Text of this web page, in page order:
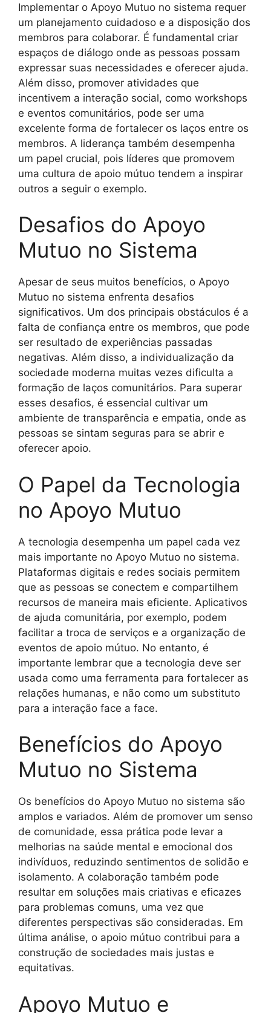
Implementar o Apoyo Mutuo no sistema requer
um planejamento cuidadoso e a disposição dos
membros para colaborar. É fundamental criar
espaços de diálogo onde as pessoas possam
expressar suas necessidades e oferecer ajuda.
Além disso, promover atividades que
incentivem a interação social, como workshops
e eventos comunitários, pode ser uma
excelente forma de fortalecer os laços entre os
membros. A liderança também desempenha
um papel crucial, pois líderes que promovem
uma cultura de apoio mútuo tendem a inspirar
outros a seguir o exemplo.
Desafios do Apoyo
Mutuo no Sistema
Apesar de seus muitos benefícios, o Apoyo
Mutuo no sistema enfrenta desafios
significativos. Um dos principais obstáculos é a
falta de confiança entre os membros, que pode
ser resultado de experiências passadas
negativas. Além disso, a individualização da
sociedade moderna muitas vezes dificulta a
formação de laços comunitários. Para superar
esses desafios, é essencial cultivar um
ambiente de transparência e empatia, onde as
pessoas se sintam seguras para se abrir e
oferecer apoio.
O Papel da Tecnologia
no Apoyo Mutuo
A tecnologia desempenha um papel cada vez
mais importante no Apoyo Mutuo no sistema.
Plataformas digitais e redes sociais permitem
que as pessoas se conectem e compartilhem
recursos de maneira mais eficiente. Aplicativos
de ajuda comunitária, por exemplo, podem
facilitar a troca de serviços e a organização de
eventos de apoio mútuo. No entanto, é
importante lembrar que a tecnologia deve ser
usada como uma ferramenta para fortalecer as
relações humanas, e não como um substituto
para a interação face a face.
Benefícios do Apoyo
Mutuo no Sistema
Os benefícios do Apoyo Mutuo no sistema são
amplos e variados. Além de promover um senso
de comunidade, essa prática pode levar a
melhorias na saúde mental e emocional dos
indivíduos, reduzindo sentimentos de solidão e
isolamento. A colaboração também pode
resultar em soluções mais criativas e eficazes
para problemas comuns, uma vez que
diferentes perspectivas são consideradas. Em
última análise, o apoio mútuo contribui para a
construção de sociedades mais justas e
equitativas.
Apoyo Mutuo e